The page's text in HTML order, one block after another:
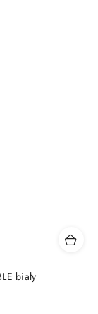
biały